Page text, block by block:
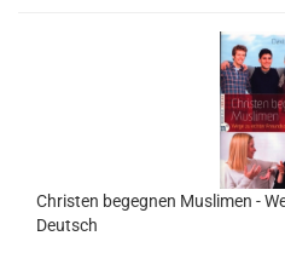
Christen begegnen Muslimen -
Deutsch